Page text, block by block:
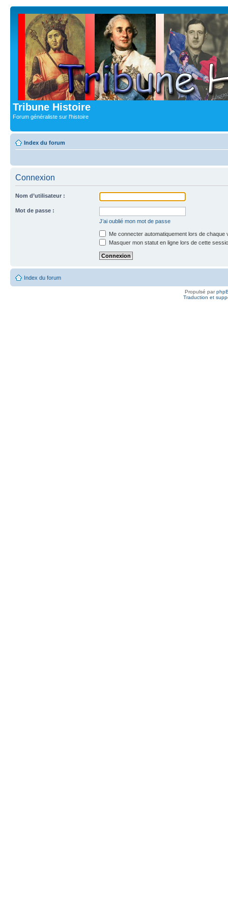
Tribune Histoire
Forum généraliste sur l'histoire
Index du forum
Connexion
Nom d’utilisateur :
Mot de passe :
J’ai oublié mon mot de passe
Me connecter automatiquement lors de chaque
Masquer mon statut en ligne lors de cette
Index du forum
Propulsé par
Traduction et